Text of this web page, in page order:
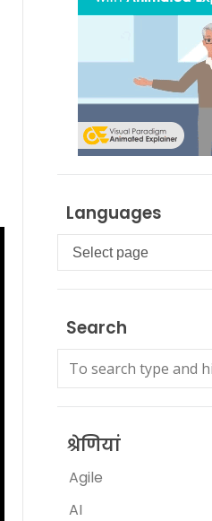
Languages
Languages
Search
श्रेणियां
Agile
AI